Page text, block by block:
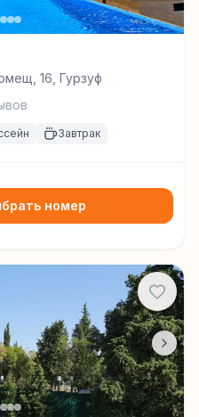
16, Гурзуф
Завтрак
номер